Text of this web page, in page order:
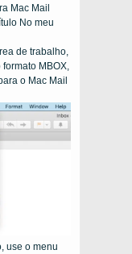
Mac Mail
No meu
de trabalho,
MBOX,
o Mac Mail
use o menu